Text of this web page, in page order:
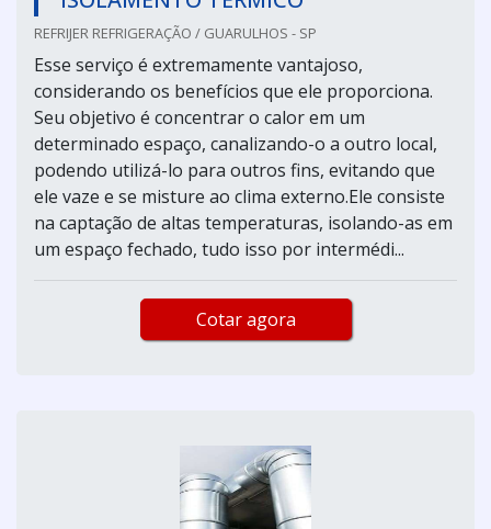
REFRIJER REFRIGERAÇÃO / GUARULHOS - SP
Esse serviço é extremamente vantajoso,
considerando os benefícios que ele proporciona.
Seu objetivo é concentrar o calor em um
determinado espaço, canalizando-o a outro local,
podendo utilizá-lo para outros fins, evitando que
ele vaze e se misture ao clima externo.Ele consiste
na captação de altas temperaturas, isolando-as em
um espaço fechado, tudo isso por intermédi...
Cotar agora